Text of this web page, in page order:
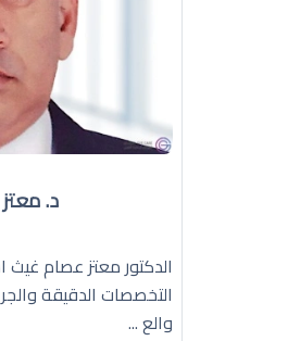
د.
الدكتور معتز عصام
التخصصات الدقيقة
والع ...